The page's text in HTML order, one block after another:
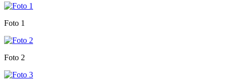
Foto 1
Foto 2